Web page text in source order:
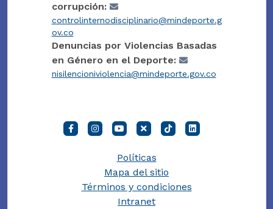
corrupción:
controlinternodisciplinario@mindeporte.g
ov.co
Denuncias por Violencias Basadas
en Género en el Deporte:
nisilencioniviolencia@mindeporte.gov.co
Políticas
Mapa del sitio
Términos y condiciones
Intranet